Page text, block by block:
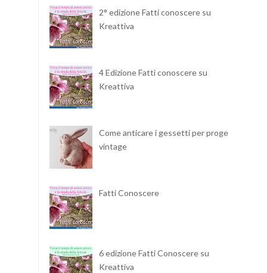
2° edizione Fatti conoscere su
Kreattiva
4 Edizione Fatti conoscere su
Kreattiva
Come anticare i gessetti per progetti
vintage
Fatti Conoscere
6 edizione Fatti Conoscere su
Kreattiva